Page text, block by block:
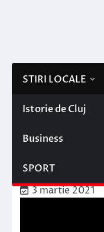
STIRI LOCALE
Istorie de Cluj
Business
SPORT
ESENTIAL
3 martie 2021